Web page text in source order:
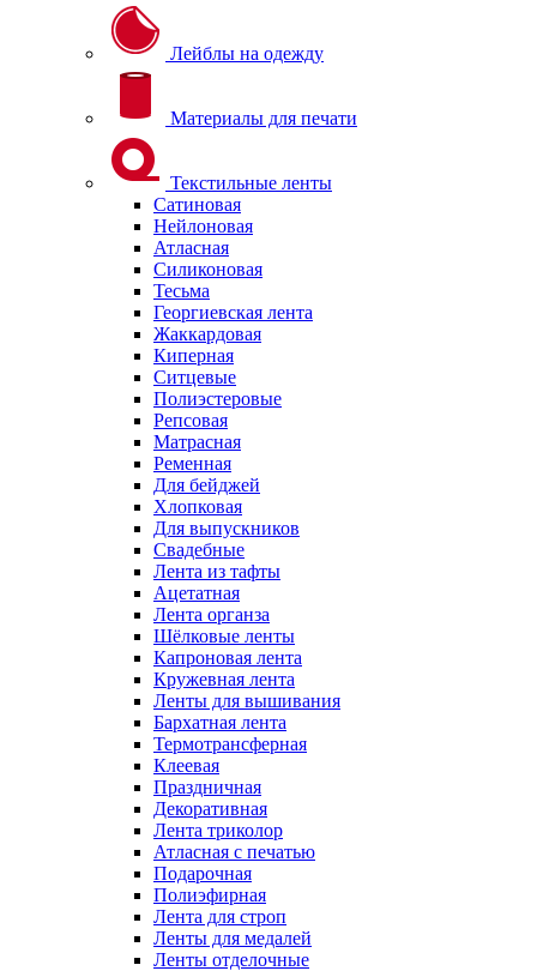
Лейблы на одежду
Материалы для печати
Текстильные ленты
Сатиновая
Нейлоновая
Атласная
Силиконовая
Тесьма
Георгиевская лента
Жаккардовая
Киперная
Ситцевые
Полиэстеровые
Репсовая
Матрасная
Ременная
Для бейджей
Хлопковая
Для выпускников
Свадебные
Лента из тафты
Ацетатная
Лента органза
Шёлковые ленты
Капроновая лента
Кружевная лента
Ленты для вышивания
Бархатная лента
Термотрансферная
Клеевая
Праздничная
Декоративная
Лента триколор
Атласная с печатью
Подарочная
Полиэфирная
Лента для строп
Ленты для медалей
Ленты отделочные